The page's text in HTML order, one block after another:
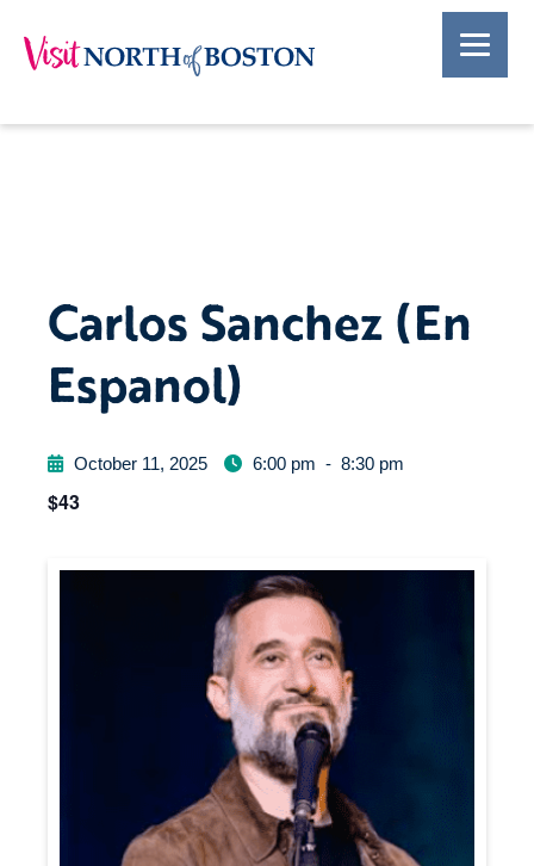
Carlos Sanchez (En
Espanol)
October 11, 2025 6:00 pm - 8:30 pm
$43